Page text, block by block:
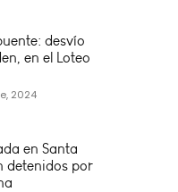
desvío
en el Loteo
2024
en Santa
detenidos por